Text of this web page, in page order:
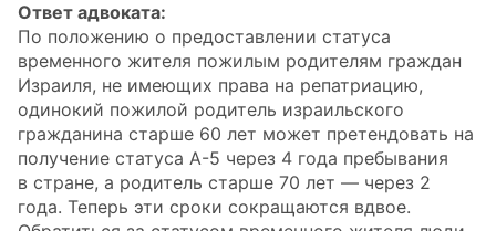
Ответ адвоката:
По положению о предоставлении статуса
временного жителя пожилым родителям граждан
Израиля, не имеющих права на репатриацию,
одинокий пожилой родитель израильского
гражданина старше 60 лет может претендовать на
получение статуса А-5 через 4 года пребывания
в стране, а родитель старше 70 лет — через 2
года. Теперь эти сроки сокращаются вдвое.